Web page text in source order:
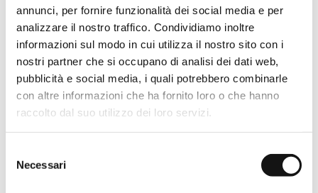
annunci, per fornire funzionalità dei social media e per
analizzare il nostro traffico. Condividiamo inoltre
informazioni sul modo in cui utilizza il nostro sito con i
nostri partner che si occupano di analisi dei dati web,
pubblicità e social media, i quali potrebbero combinarle
con altre informazioni che ha fornito loro o che hanno
raccolto dal suo utilizzo dei loro servizi.
delNecessari
€49,50 €99,00